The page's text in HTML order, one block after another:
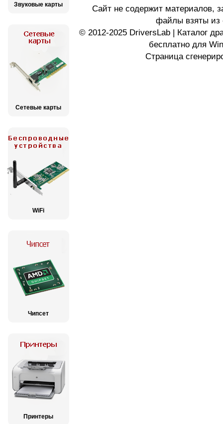
Звуковые карты
Сетевые карты
WiFi
Чипсет
Принтеры
Сайт не содержит материалов,
файлы взяты из
© 2012-2025 DriversLab | Каталог
бесплатно для
Страница